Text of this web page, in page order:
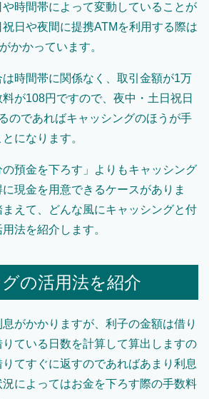
時間帯によって変動していることが
日や夜間に提携ATMを利用する際は
かかっています。
時間帯に関係なく、取引金額が1万
が108円ですので、夜中・土日祝日
のであればキャッシングのほうが手
になります。
預金を下ろす」よりもキャッシング
現金を用意できるケースがありま
えて、どんな風にキャッシングと付
法を紹介します。
の活用法を紹介
がかかりますが、利子の金額は借り
ている日数を計算して算出しますの
てすぐに返すのであればあまり利息
によってはお金を下ろす際の手数料